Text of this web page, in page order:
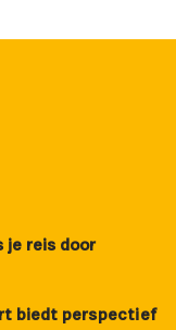
reis door
biedt perspectief